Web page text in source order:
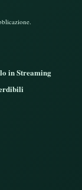
in Streaming